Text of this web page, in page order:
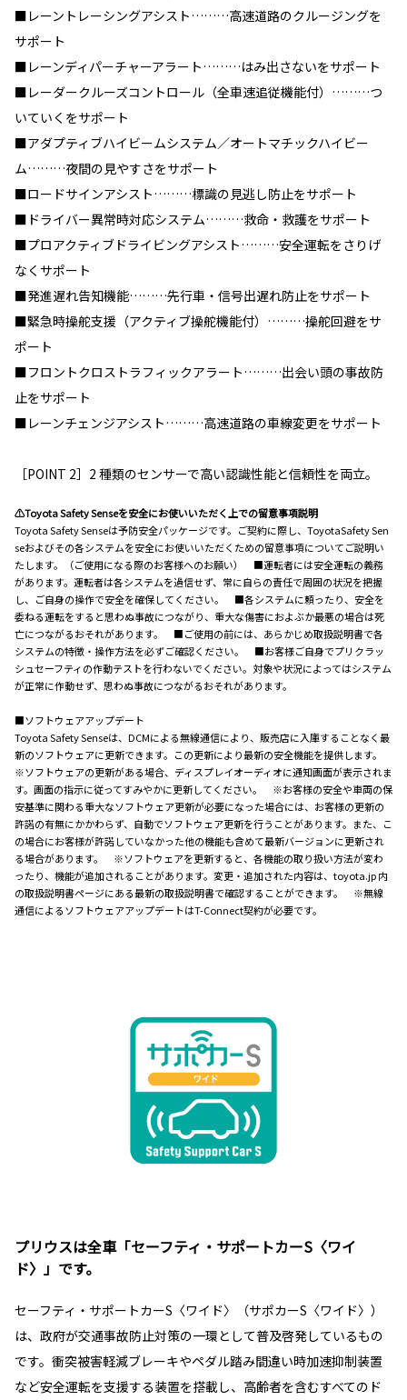
■レーントレーシングアシスト………高速道路のクルージングを
サポート
■レーンディパーチャーアラート………はみ出さないをサポート
■レーダークルーズコントロール（全車速追従機能付）………つ
いていくをサポート
■アダプティブハイビームシステム／オートマチックハイビー
ム………夜間の見やすさをサポート
■ロードサインアシスト………標識の見逃し防止をサポート
■ドライバー異常時対応システム………救命・救護をサポート
■プロアクティブドライビングアシスト………安全運転をさりげ
なくサポート
■発進遅れ告知機能………先行車・信号出遅れ防止をサポート
■緊急時操舵支援（アクティブ操舵機能付）………操舵回避をサ
ポート
■フロントクロストラフィックアラート………出会い頭の事故防
止をサポート
■レーンチェンジアシスト………高速道路の車線変更をサポート
［POINT 2］2 種類のセンサーで高い認識性能と信頼性を両立。
⚠Toyota Safety Senseを安全にお使いいただく上での留意事項説明
Toyota Safety Senseは予防安全パッケージです。ご契約に際し、ToyotaSafety Sen
seおよびその各システムを安全にお使いいただくための留意事項についてご説明い
たします。（ご使用になる際のお客様へのお願い） ■運転者には安全運転の義務
があります。運転者は各システムを過信せず、常に自らの責任で周囲の状況を把握
し、ご自身の操作で安全を確保してください。 ■各システムに頼ったり、安全を
委ねる運転をすると思わぬ事故につながり、重大な傷害におよぶか最悪の場合は死
亡につながるおそれがあります。 ■ご使用の前には、あらかじめ取扱説明書で各
システムの特徴・操作方法を必ずご確認ください。 ■お客様ご自身でプリクラッ
シュセーフティの作動テストを行わないでください。対象や状況によってはシステム
が正常に作動せず、思わぬ事故につながるおそれがあります。
■ソフトウェアアップデート
Toyota Safety Senseは、DCMによる無線通信により、販売店に入庫することなく最
新のソフトウェアに更新できます。この更新により最新の安全機能を提供します。
※ソフトウェアの更新がある場合、ディスプレイオーディオに通知画面が表示されま
す。画面の指示に従ってすみやかに更新してください。 ※お客様の安全や車両の保
安基準に関わる重大なソフトウェア更新が必要になった場合には、お客様の更新の
許諾の有無にかかわらず、自動でソフトウェア更新を行うことがあります。また、こ
の場合にお客様が許諾していなかった他の機能も含めて最新バージョンに更新され
る場合があります。 ※ソフトウェアを更新すると、各機能の取り扱い方法が変わ
ったり、機能が追加されることがあります。変更・追加された内容は、toyota.jp 内
の取扱説明書ページにある最新の取扱説明書で確認することができます。 ※無線
通信によるソフトウェアアップデートはT-Connect契約が必要です。
プリウスは全車「セーフティ・サポートカーS〈ワイ
ド〉」です。
セーフティ・サポートカーS〈ワイド〉（サポカーS〈ワイド〉）
は、政府が交通事故防止対策の一環として普及啓発しているもの
です。衝突被害軽減ブレーキやペダル踏み間違い時加速抑制装置
など安全運転を支援する装置を搭載し、高齢者を含むすべてのド